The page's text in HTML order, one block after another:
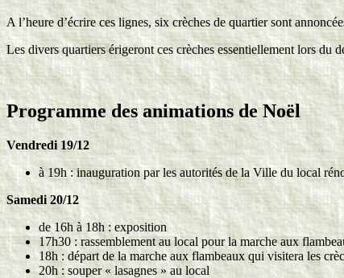
A l’heure d’écrire ces lignes, six crèches de quartier sont
Les divers quartiers érigeront ces crèches essentiellement lors du
Programme des animations de Noël
Vendredi 19/12
à 19h : inauguration par les autorités de la Ville du local
Samedi 20/12
de 16h à 18h : exposition
17h30 : rassemblement au local pour la marche aux
18h : départ de la marche aux flambeaux qui visitera les
20h : souper « lasagnes » au local